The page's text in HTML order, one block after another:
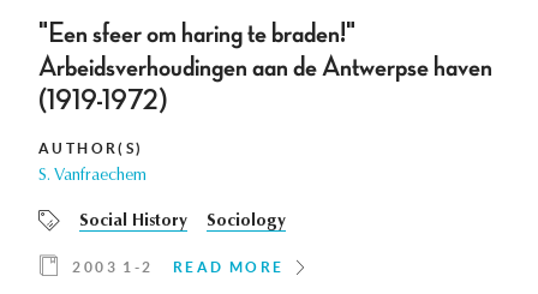
"Een sfeer om haring te braden!"
Arbeidsverhoudingen aan de Antwerpse haven
(1919-1972)
AUTHOR(S)
S. Vanfraechem
Social History Sociology
2003 1-2 READ MORE